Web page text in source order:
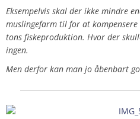
Eksempelvis skal der ikke mindre
muslingefarm til for at
tons fiskeproduktion. Hvor der
ingen.
Men derfor kan man jo åbenbart